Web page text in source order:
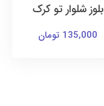
بلوز شلوار تو کرک
135,000 تومان